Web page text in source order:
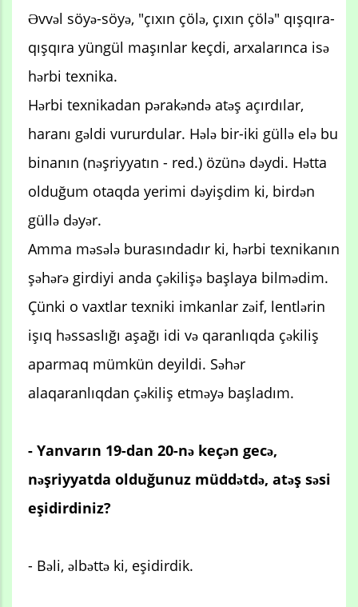
Əvvəl söyə-söyə, "çıxın çölə, çıxın çölə" qışqıra-
qışqıra yüngül maşınlar keçdi, arxalarınca isə
hərbi texnika.
Hərbi texnikadan pərakəndə atəş açırdılar,
haranı gəldi vururdular. Hələ bir-iki güllə elə bu
binanın (nəşriyyatın - red.) özünə dəydi. Hətta
olduğum otaqda yerimi dəyişdim ki, birdən
güllə dəyər.
Amma məsələ burasındadır ki, hərbi texnikanın
şəhərə girdiyi anda çəkilişə başlaya bilmədim.
Çünki o vaxtlar texniki imkanlar zəif, lentlərin
işıq həssaslığı aşağı idi və qaranlıqda çəkiliş
aparmaq mümkün deyildi. Səhər
alaqaranlıqdan çəkiliş etməyə başladım.
- Yanvarın 19-dan 20-nə keçən gecə,
nəşriyyatda olduğunuz müddətdə, atəş səsi
eşidirdiniz?
- Bəli, əlbəttə ki, eşidirdik.